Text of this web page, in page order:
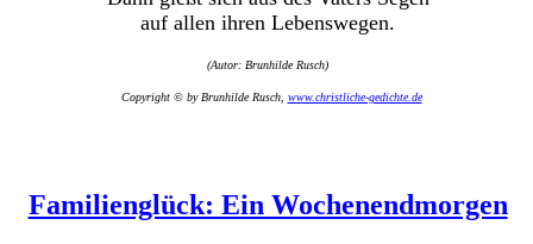
auf allen ihren Lebenswegen.
(Autor: Brunhilde Rusch)
Copyright © by Brunhilde Rusch, www.christliche-gedichte.de
Familienglück: Ein Wochenendmorgen